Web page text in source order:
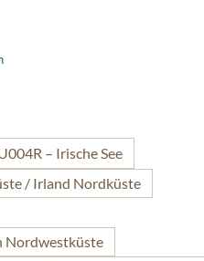
– Irische See
/ Irland Nordküste
Nordwestküste